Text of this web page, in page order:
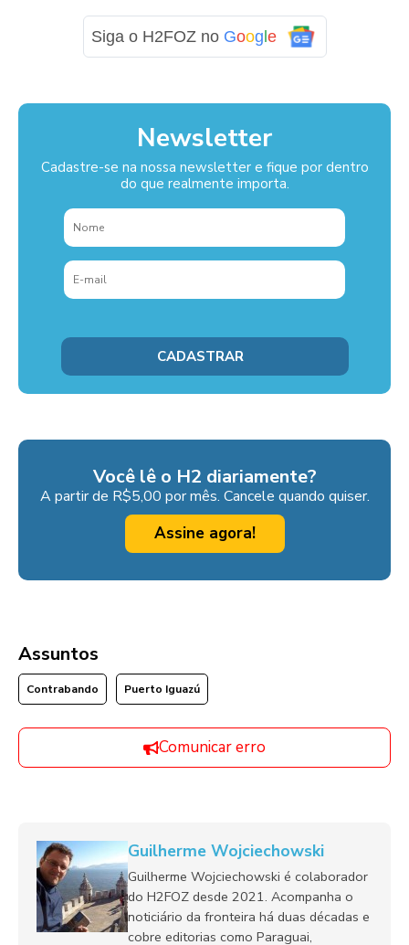
Siga o H2FOZ no Google
Newsletter
Cadastre-se na nossa newsletter e fique por dentro
do que realmente importa.
Você lê o H2 diariamente?
A partir de R$5,00 por mês. Cancele quando quiser.
Assine agora!
Assuntos
Contrabando Puerto Iguazú
Comunicar erro
Guilherme Wojciechowski
Guilherme Wojciechowski é colaborador
do H2FOZ desde 2021. Acompanha o
noticiário da fronteira há duas décadas e
cobre editorias como Paraguai,